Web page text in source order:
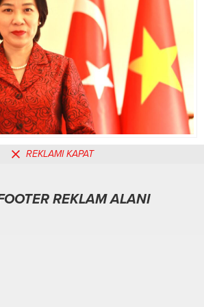
REKLAM ALANI
REKLAMI KAPAT
REKLAM ALANI